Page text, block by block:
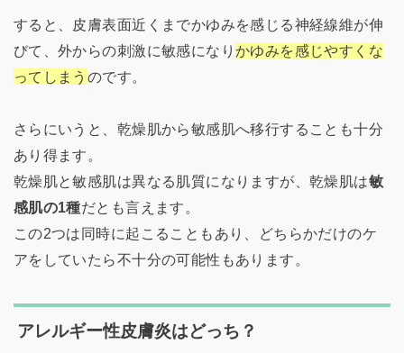
すると、皮膚表面近くまでかゆみを感じる神経線維が伸
びて、外からの刺激に敏感になりかゆみを感じやすくな
ってしまう のです。
さらにいうと、乾燥肌から敏感肌へ移行することも十分
あり得ます。
乾燥肌と敏感肌は異なる肌質になりますが、乾燥肌は敏
感肌の1種だとも言えます。
この2つは同時に起こることもあり、どちらかだけのケ
アをしていたら不十分の可能性もあります。
アレルギー性皮膚炎はどっち？